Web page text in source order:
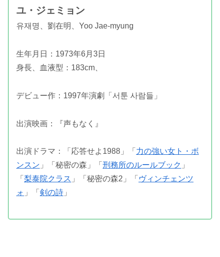
ユ・ジェミョン
유재명、劉在明、Yoo Jae-myung
生年月日：1973年6月3日
身長、血液型：183cm、
デビュー作：1997年演劇「서툰 사람들」
出演映画：『声もなく』
出演ドラマ：「応答せよ1988」「 力の強い女ト・ボ
ンスン 」「秘密の森」「 刑務所のルールブック 」
「 梨泰院クラス 」「秘密の森2」「 ヴィンチェンツ
ォ 」「 剣の詩 」